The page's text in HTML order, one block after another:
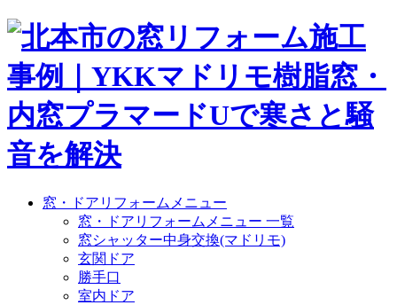
窓・ドアリフォームメニュー
窓・ドアリフォームメニュー 一覧
窓シャッター中身交換(マドリモ)
玄関ドア
勝手口
室内ドア